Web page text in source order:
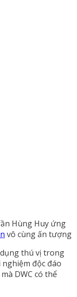
Hùng Huy ứng
vô cùng ấn tượng
dụng thú vị trong
độc đáo
DWC có thể